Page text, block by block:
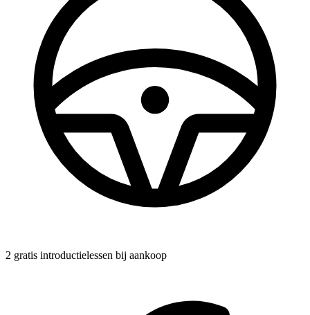
2 gratis introductielessen bij aankoop